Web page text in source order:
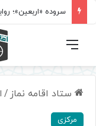
فهرست
ستاد اقامه نماز /
مرکزی